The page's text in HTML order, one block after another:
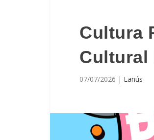
Cultura
Cultural
07/07/2026 | Lanús